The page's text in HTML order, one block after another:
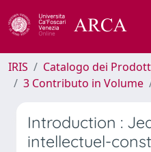
IRIS
Catalogo dei
3 Contributo in Volume
Introduction :
intellectuel-